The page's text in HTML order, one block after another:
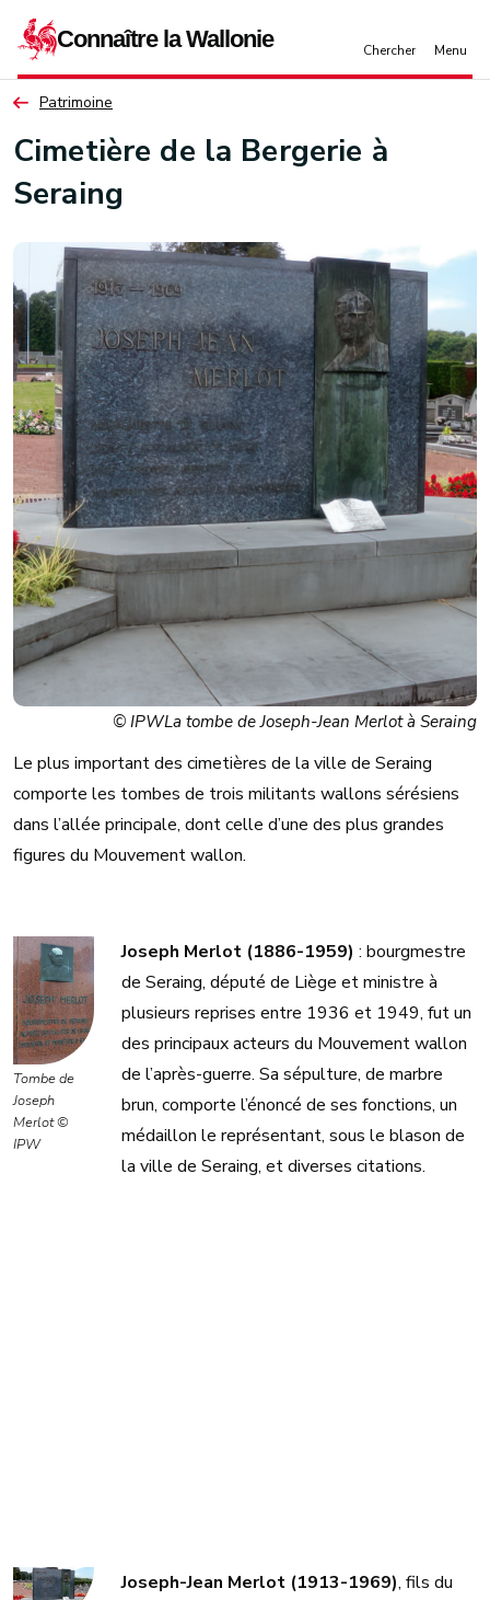
Patrimoine
Cimetière de la Bergerie à
Seraing
© IPWLa tombe de Joseph-Jean Merlot à Seraing
Le plus important des cimetières de la ville de Seraing
comporte les tombes de trois militants wallons sérésiens
dans l’allée principale, dont celle d’une des plus grandes
figures du Mouvement wallon.
Tombe de
Joseph
Merlot ©
IPW
Joseph Merlot (1886-1959) : bourgmestre
de Seraing, député de Liège et ministre à
plusieurs reprises entre 1936 et 1949, fut un
des principaux acteurs du Mouvement wallon
de l’après-guerre. Sa sépulture, de marbre
brun, comporte l’énoncé de ses fonctions, un
médaillon le représentant, sous le blason de
la ville de Seraing, et diverses citations.
Joseph-Jean Merlot (1913-1969), fils du